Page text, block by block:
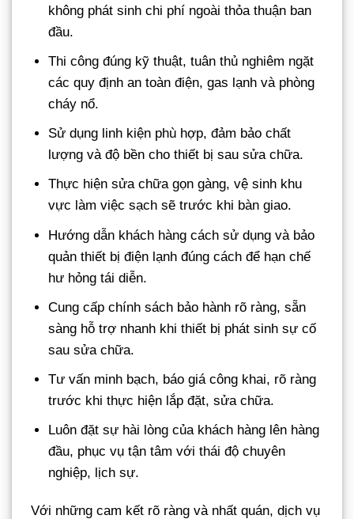
không phát sinh chi phí ngoài thỏa thuận ban
đầu.
Thi công đúng kỹ thuật, tuân thủ nghiêm ngặt
các quy định an toàn điện, gas lạnh và phòng
cháy nổ.
Sử dụng linh kiện phù hợp, đảm bảo chất
lượng và độ bền cho thiết bị sau sửa chữa.
Thực hiện sửa chữa gọn gàng, vệ sinh khu
vực làm việc sạch sẽ trước khi bàn giao.
Hướng dẫn khách hàng cách sử dụng và bảo
quản thiết bị điện lạnh đúng cách để hạn chế
hư hỏng tái diễn.
Cung cấp chính sách bảo hành rõ ràng, sẵn
sàng hỗ trợ nhanh khi thiết bị phát sinh sự cố
sau sửa chữa.
Tư vấn minh bạch, báo giá công khai, rõ ràng
trước khi thực hiện lắp đặt, sửa chữa.
Luôn đặt sự hài lòng của khách hàng lên hàng
đầu, phục vụ tận tâm với thái độ chuyên
nghiệp, lịch sự.
Với những cam kết rõ ràng và nhất quán, dịch vụ